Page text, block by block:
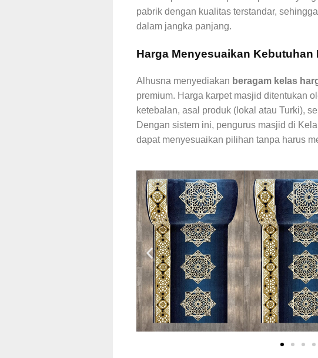
pabrik dengan kualitas terstandar,
dalam jangka panjang.
Harga Menyesuaikan Kebutuhan
Alhusna menyediakan beragam kelas
premium. Harga karpet masjid ditentukan
ketebalan, asal produk (lokal atau Turki),
Dengan sistem ini, pengurus masjid di
dapat menyesuaikan pilihan tanpa harus